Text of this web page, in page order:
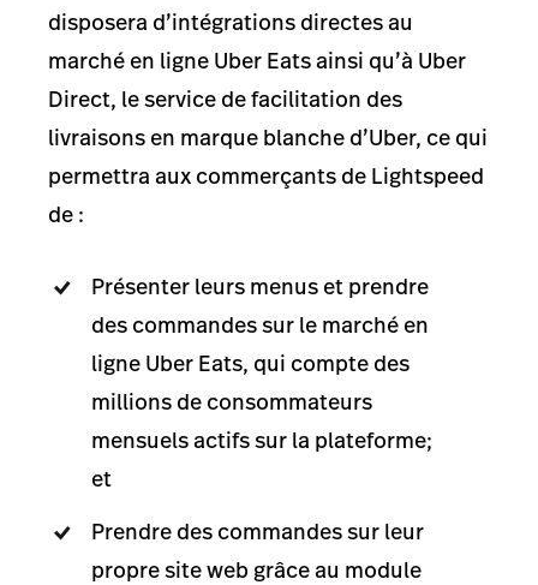
disposera d’intégrations directes au
marché en ligne Uber Eats ainsi qu’à Uber
Direct, le service de facilitation des
livraisons en marque blanche d’Uber, ce qui
permettra aux commerçants de Lightspeed
de :
Présenter leurs menus et prendre
des commandes sur le marché en
ligne Uber Eats, qui compte des
millions de consommateurs
mensuels actifs sur la plateforme;
et
Prendre des commandes sur leur
propre site web grâce au module